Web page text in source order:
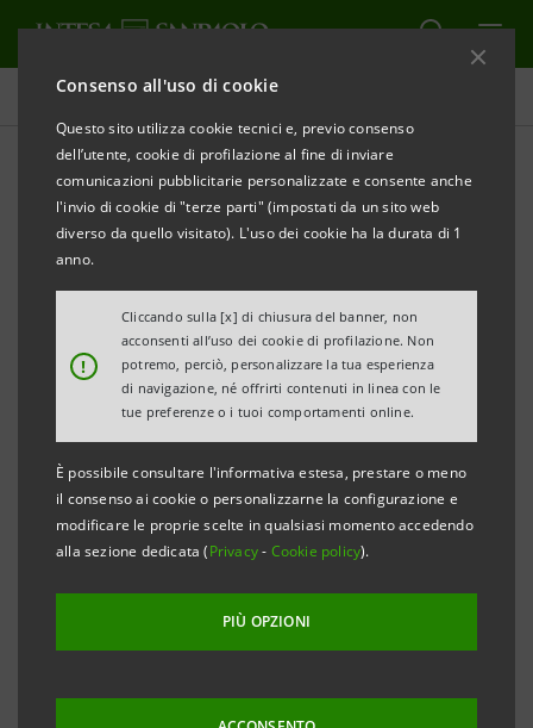
Consenso all'uso di cookie
Questo sito utilizza cookie tecnici e, previo consenso
dell’utente, cookie di profilazione al fine di inviare
comunicazioni pubblicitarie personalizzate e consente anche
l'invio di cookie di "terze parti" (impostati da un sito web
diverso da quello visitato). L'uso dei cookie ha la durata di 1
anno.
!
Cliccando sulla [x] di chiusura del banner, non
acconsenti all’uso dei cookie di profilazione. Non
potremo, perciò, personalizzare la tua esperienza
di navigazione, né offrirti contenuti in linea con le
tue preferenze o i tuoi comportamenti online.
È possibile consultare l'informativa estesa, prestare o meno
il consenso ai cookie o personalizzarne la configurazione e
modificare le proprie scelte in qualsiasi momento accedendo
alla sezione dedicata (Privacy- Cookie policy).
PIÙ OPZIONI
Comunicati stampa
STAMPA AGGIORNA
COMUNICATO STAMPA
LE OPPORTUNITÀ DELL'ECONOMIA CIRCOLARE:
Piccola Industria dell'Unione Industriale di Torino
e Intesa Sanpaolo hanno organizzato un momento
di confronto sulle tematiche della
sostenibilitàpresso l'azienda di Pianezza dr.ssa
Reynaldi.